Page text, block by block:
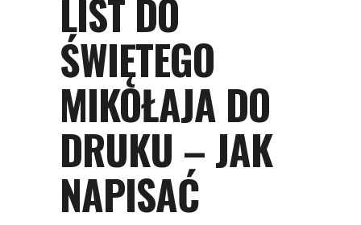
LIST DO
ŚWIĘTEGO
MIKOŁAJA DO
DRUKU – JAK
NAPISAĆ